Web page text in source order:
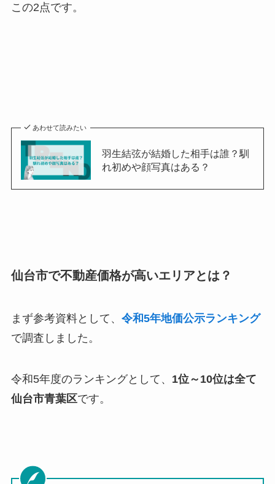
この2点です。
あわせて読みたい
羽生結弦が結婚した相手は誰？馴
れ初めや顔写真はある？
仙台市で不動産価格が高いエリアとは？
まず参考資料として、 令和5年地価公示ランキング
で調査しました。
令和5年度のランキングとして、 1位～10位は全て
仙台市青葉区です。